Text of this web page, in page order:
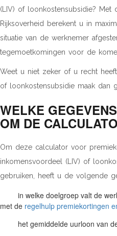
(LIV) of loonkostensubsidie? Met
Rijksoverheid berekent u in
situatie van de werknemer
tegemoetkomingen voor de
Weet u niet zeker of u recht
of loonkostensubsidie maak dan
WELKE
OM DE
Om deze calculator voor
inkomensvoordeel (LIV) of
gebruiken, heeft u de volgende
in welke doelgroep valt de
met de regelhulp premiekortingen
het gemiddelde uurloon van